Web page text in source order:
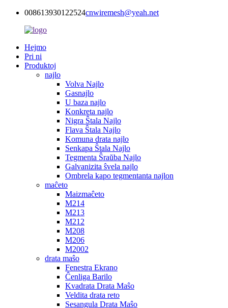
008613930122524cnwiremesh@yeah.net
Hejmo
Pri ni
Produktoj
najlo
Volva Najlo
Gasnajlo
U baza najlo
Konkreta najlo
Nigra Ŝtala Najlo
Flava Ŝtala Najlo
Komuna drata najlo
Senkapa Ŝtala Najlo
Tegmenta Ŝraŭba Najlo
Galvanizita ŝvela najlo
Ombrela kapo tegmentanta najlon
maĉeto
Maizmaĉeto
M214
M213
M212
M208
M206
M2002
drata maŝo
Fenestra Ekrano
Ĉenliga Barilo
Kvadrata Drata Maŝo
Veldita drata reto
Sesangula Drata Maŝo